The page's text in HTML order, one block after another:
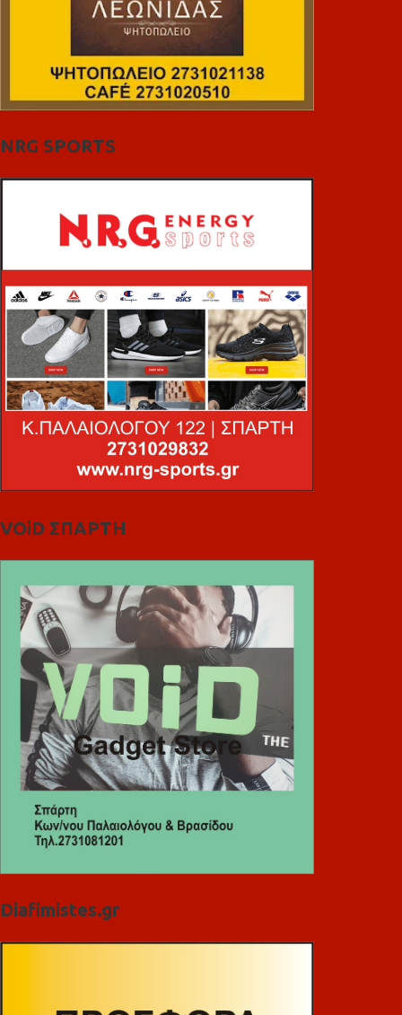
NRG SPORTS
VOiD ΣΠΑΡΤΗ
Diafimistes.gr